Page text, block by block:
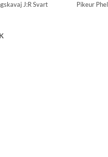
J:R Svart Pikeur